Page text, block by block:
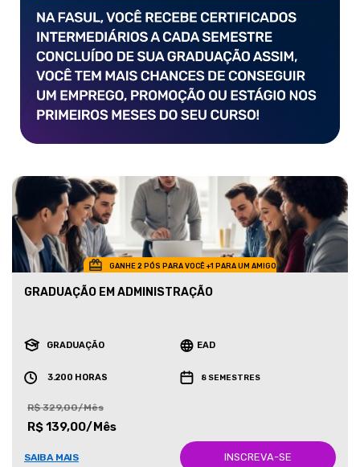
GANHE 2 PÓS PARA VOCÊ +1 PARA UM AMIGO
GRADUAÇÃO EM ADMINISTRAÇÃO
GRADUAÇÃO EAD
3.200 HORAS 8 SEMESTRES
R$ 329,00/Mês
R$ 139,00/Mês
SAIBA MAIS INSCREVA-SE